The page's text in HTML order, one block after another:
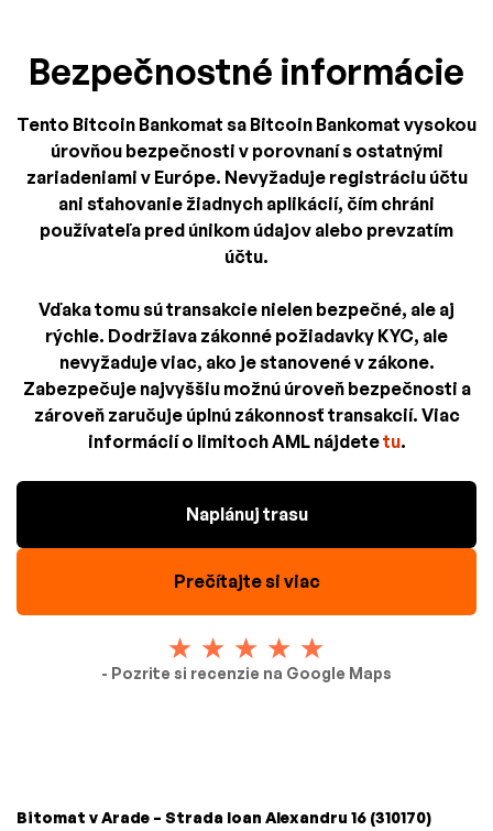
Bezpečnostné informácie
Tento Bitcoin Bankomat sa Bitcoin Bankomat vysokou
úrovňou bezpečnosti v porovnaní s ostatnými
zariadeniami v Európe. Nevyžaduje registráciu účtu
ani sťahovanie žiadnych aplikácií, čím chráni
používateľa pred únikom údajov alebo prevzatím
účtu.
Vďaka tomu sú transakcie nielen bezpečné, ale aj
rýchle. Dodržiava zákonné požiadavky KYC, ale
nevyžaduje viac, ako je stanovené v zákone.
Zabezpečuje najvyššiu možnú úroveň bezpečnosti a
zároveň zaručuje úplnú zákonnosť transakcií. Viac
informácií o limitoch AML nájdetetu.
Naplánuj trasu
Prečítajte si viac
- Pozrite si recenzie na Google Maps
Bitomat v Arade – Strada Ioan Alexandru 16 (310170)